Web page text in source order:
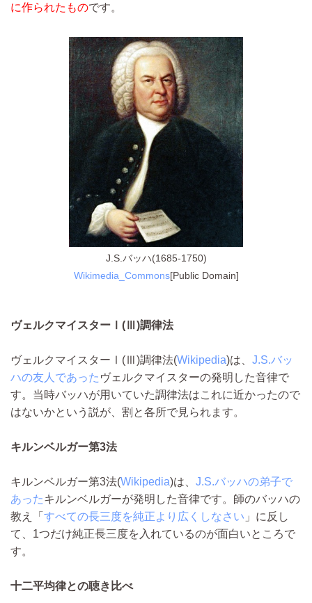
に作られたものです。
J.S.バッハ(1685-1750)
Wikimedia_Commons[Public Domain]
ヴェルクマイスターⅠ(Ⅲ)調律法
ヴェルクマイスターⅠ(Ⅲ)調律法(Wikipedia)は、 J.S.バッ
ハの友人であった ヴェルクマイスターの発明した音律で
す。当時バッハが用いていた調律法はこれに近かったので
はないかという説が、割と各所で見られます。
キルンベルガー第3法
キルンベルガー第3法(Wikipedia)は、 J.S.バッハの弟子で
あったキルンベルガーが発明した音律です。師のバッハの
教え「 すべての長三度を純正より広くしなさい 」に反し
て、1つだけ純正長三度を入れているのが面白いところで
す。
十二平均律との聴き比べ